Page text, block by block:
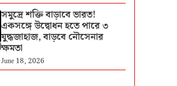
সমুদ্রে শক্তি বাড়াবে ভারত!
একসঙ্গে উদ্বোধন হতে পারে ৩
যুদ্ধজাহাজ, বাড়বে নৌসেনার
ক্ষমতা
June 18, 2026